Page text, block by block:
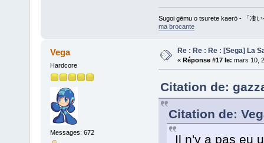
Sugoi gēmu o tsurete kaerō - 「凄
ma brocante
Vega
Hardcore
Messages: 672
Re : Re : Re : [Sega] La
« Réponse #17 le: mars 10,
Citation de:
Citation de:
Il n'y a pas eu